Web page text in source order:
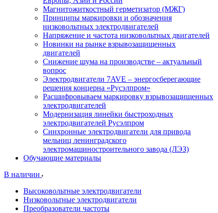
Магнитожиткостный герметизатор (МЖГ)
Принципы маркировки и обозначения
низковольтных электродвигателей
Напряжение и частота низковольтных двигателей
Новинки на рынке взрывозащищенных
двигателей
Снижение шума на производстве – актуальный
вопрос
Электродвигатели 7AVE – энергосберегающие
решения концерна «Русэлпром»
Расшифровываем маркировку взрывозащищенных
электродвигателей
Модернизация линейки быстроходных
электродвигателей Русэлпром
Синхронные электродвигатели для привода
мельниц ленинградского
электромашиностроительного завода (ЛЭЗ)
Обучающие материалы
В наличии
Высоковольтные электродвигатели
Низковольтные электродвигатели
Преобразователи частоты